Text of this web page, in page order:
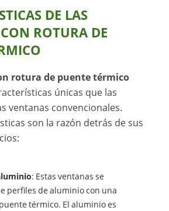
DE LAS
ROTURA DE
rotura de puente térmico
únicas que las
ventanas convencionales.
son la razón detrás de sus
: Estas ventanas se
perfiles de aluminio con una
térmico. El aluminio es